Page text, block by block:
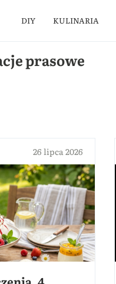
DIY KULINARIA
prasowe
26 lipca 2026